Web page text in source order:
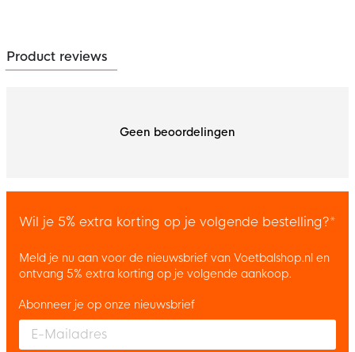
Product reviews
Geen beoordelingen
Wil je 5% extra korting op je volgende bestelling?*
Meld je nu aan voor de nieuwsbrief van Voetbalshop.nl en
ontvang 5% extra korting op je volgende aankoop.
Enter your email and accept the privacy policy to subscribe to
Abonneer je op onze nieuwsbrief